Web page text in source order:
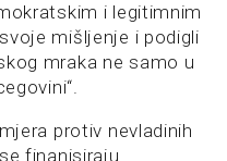
i legitimnim
mišljenje i podigli
mraka ne samo u
protiv nevladinih
finanisiraju